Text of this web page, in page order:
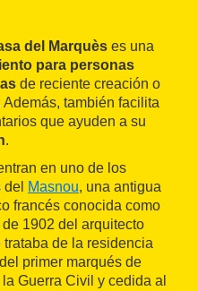
del Marquès es una
para personas
de reciente creación o
también facilita
que ayuden a su
.
en uno de los
Masnou, una antigua
francés conocida como
de 1902 del arquitecto
de la residencia
primer marqués de
Guerra Civil y cedida al